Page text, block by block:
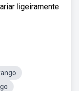
ligeiramente